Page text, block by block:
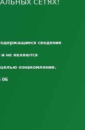
СЕТЯХ!
сведения
не являются
ознакомления.
06